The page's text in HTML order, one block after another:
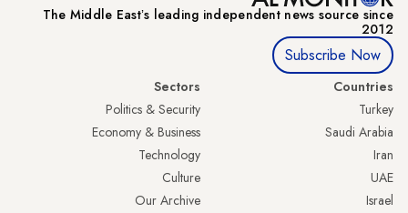
The Middle Eastʼs leading independent news source since
2012
Subscribe Now
Countries
Turkey
Saudi Arabia
Iran
UAE
Israel
Sectors
Politics & Security
Economy & Business
Technology
Culture
Our Archive